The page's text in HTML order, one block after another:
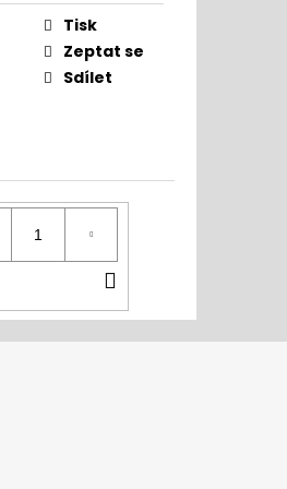
Tisk
Zeptat se
Sdílet
KOŠÍKU